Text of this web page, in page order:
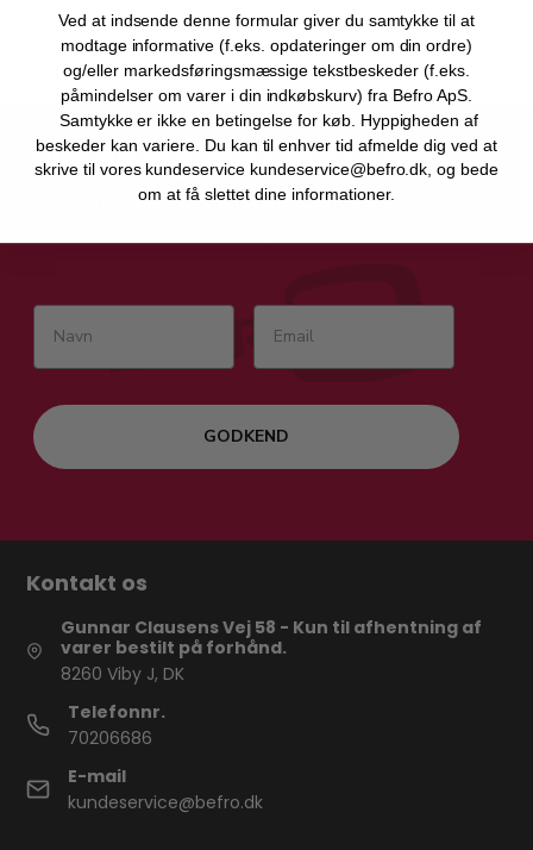
holde.
Tilmeld dig vores nyhedsbrev
Og vær blandt de første til at få rabatter, høre om alle
GODKEND
Kontakt os
Gunnar Clausens Vej 58 - Kun til afhentning af
varer bestilt på forhånd.
8260 Viby J, DK
Telefonnr.
70206686
E-mail
kundeservice@befro.dk
Ved at indsende denne formular giver du samtykke til at
modtage informative (f.eks. opdateringer om din ordre)
og/eller markedsføringsmæssige tekstbeskeder (f.eks.
påmindelser om varer i din indkøbskurv) fra Befro ApS.
Samtykke er ikke en betingelse for køb. Hyppigheden af
beskeder kan variere. Du kan til enhver tid afmelde dig ved at
skrive til vores kundeservice kundeservice@befro.dk, og bede
om at få slettet dine informationer.